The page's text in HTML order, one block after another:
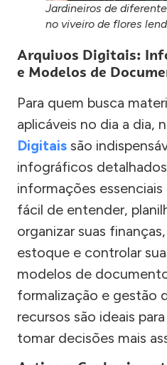
Jardineiros de
no viveiro de flores
Arquivos Digitais:
e Modelos de
Para quem busca
aplicáveis no dia a dia,
Digitais são
infográficos
informações
fácil de entender,
organizar suas
estoque e controlar
modelos de
formalização e gestão
recursos são ideais
tomar decisões mais